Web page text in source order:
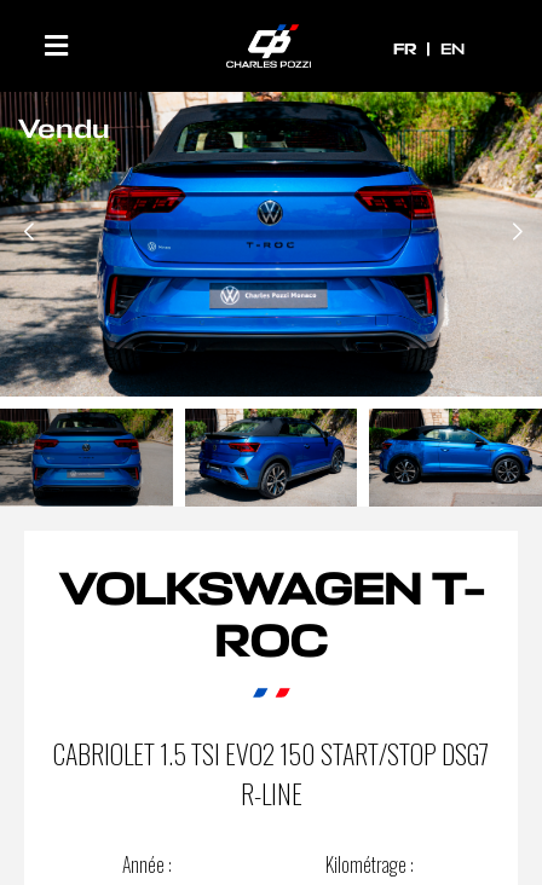
FR
FR EN
Vendu
VOLKSWAGEN T-
ROC
CABRIOLET 1.5 TSI EVO2 150 START/STOP DSG7
R-LINE
Année : Kilométrage :